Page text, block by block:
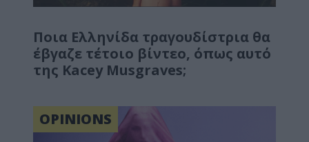
Ποια Ελληνίδα τραγουδίστρια θα
έβγαζε τέτοιο βίντεο, όπως αυτό
της Kacey Musgraves;
OPINIONS